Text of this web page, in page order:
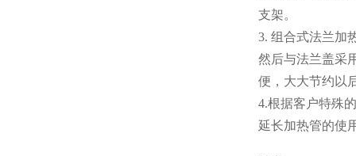
支架。
3. 组合式法兰加
然后与法兰盖采
便，大大节约以
4.根据客户特殊
延长加热管的使